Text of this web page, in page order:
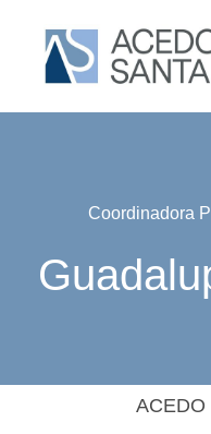
Coordinadora
ACEDO